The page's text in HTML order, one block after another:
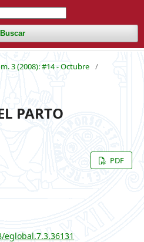
Buscar
3 (2008): #14 - Octubre /
PARTO
PDF